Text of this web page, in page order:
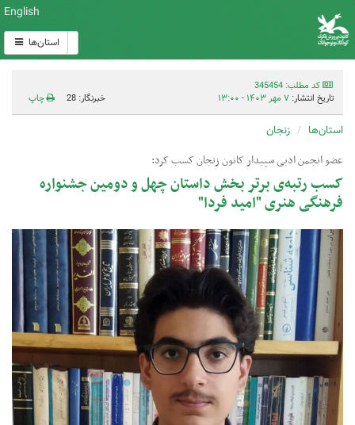
English
استان‌ها
کد مطلب: 345454
تاریخ انتشار: ۷ مهر ۱۴۰۳ - ۱۳:۰۰ خبرنگار: 28 چاپ
استان‌ها زنجان
عضو انجمن ادبی سپیدار کانون زنجان کسب کرد:
کسب رتبه‌ی برتر بخش داستان چهل و دومین جشنواره
فرهنگی هنری "امید فردا"